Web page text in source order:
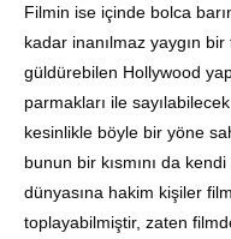
Filmin ise içinde bolca
kadar inanılmaz yaygın
güldürebilen Hollywood
parmakları ile
kesinlikle böyle bir yöne
bunun bir kısmını da
dünyasına hakim kişiler
toplayabilmiştir, zaten